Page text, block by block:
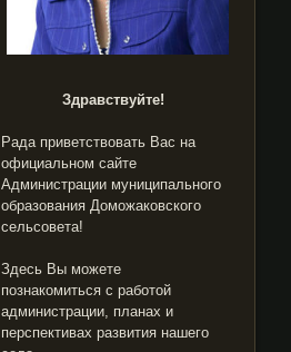
Здравствуйте!
Рада приветствовать Вас на
официальном сайте
Администрации муниципального
образования Доможаковского
сельсовета!
Здесь Вы можете
познакомиться с работой
администрации, планах и
перспективах развития нашего